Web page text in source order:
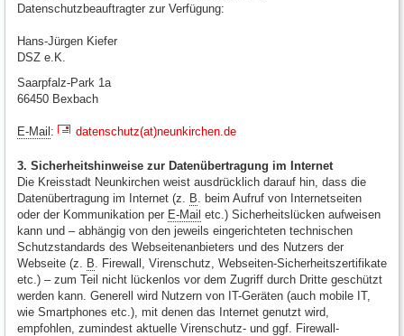
Datenschutzbeauftragter zur Verfügung:
Hans-Jürgen Kiefer
DSZ e.K.
Saarpfalz-Park 1a
66450 Bexbach
E-Mail: datenschutz(at)neunkirchen.de
3. Sicherheitshinweise zur Datenübertragung im Internet
Die Kreisstadt Neunkirchen weist ausdrücklich darauf hin, dass die
Datenübertragung im Internet (z. B . beim Aufruf von Internetseiten
oder der Kommunikation per E-Mail etc.) Sicherheitslücken aufweisen
kann und – abhängig von den jeweils eingerichteten technischen
Schutzstandards des Webseitenanbieters und des Nutzers der
Webseite (z. B . Firewall, Virenschutz, Webseiten-Sicherheitszertifikate
etc.) – zum Teil nicht lückenlos vor dem Zugriff durch Dritte geschützt
werden kann. Generell wird Nutzern von IT-Geräten (auch mobile IT,
wie Smartphones etc.), mit denen das Internet genutzt wird,
empfohlen, zumindest aktuelle Virenschutz- und ggf. Firewall-